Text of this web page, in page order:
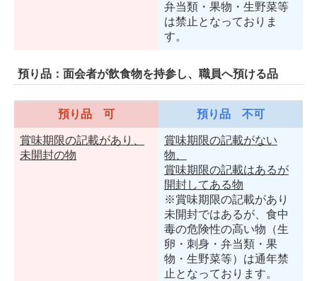
弁当類・果物・生野菜等
は禁止となっておりま
す。
預り品：面会者が飲食物を持参し、職員へ預ける品
預り品 可 預り品 不可
賞味期限の記載があり、
未開封の物
賞味期限の記載がない
物、
賞味期限の記載はあるが
開封してある物
※賞味期限の記載があり
未開封ではあるが、食中
毒の危険性の高い物（生
卵・刺身・弁当類・果
物・生野菜等）は通年禁
止となっております。